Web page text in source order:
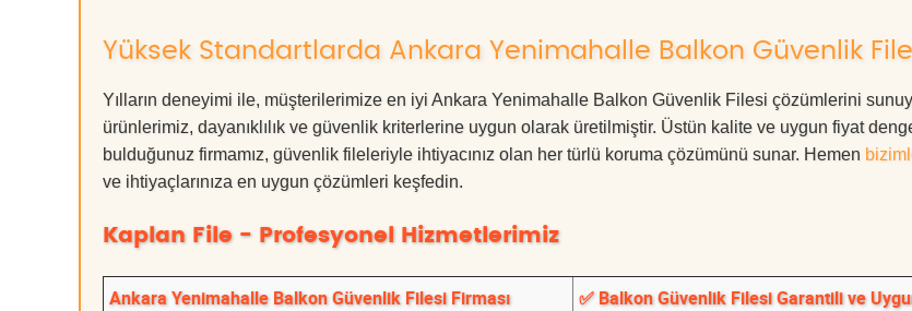
Yüksek Standartlarda Ankara Yenimahalle Balkon Güvenlik
Yılların deneyimi ile, müşterilerimize en iyi Ankara Yenimahalle Balkon Güvenlik Filesi çözümlerini
ürünlerimiz, dayanıklılık ve güvenlik kriterlerine uygun olarak üretilmiştir. Üstün kalite ve uygun fiyat
bulduğunuz firmamız, güvenlik fileleriyle ihtiyacınız olan her türlü koruma çözümünü sunar. Hemen
ve ihtiyaçlarınıza en uygun çözümleri keşfedin.
Kaplan File - Profesyonel Hizmetlerimiz
Ankara Yenimahalle Balkon Güvenlik Filesi Firması
✅ Balkon Güvenlik Filesi Garantili ve